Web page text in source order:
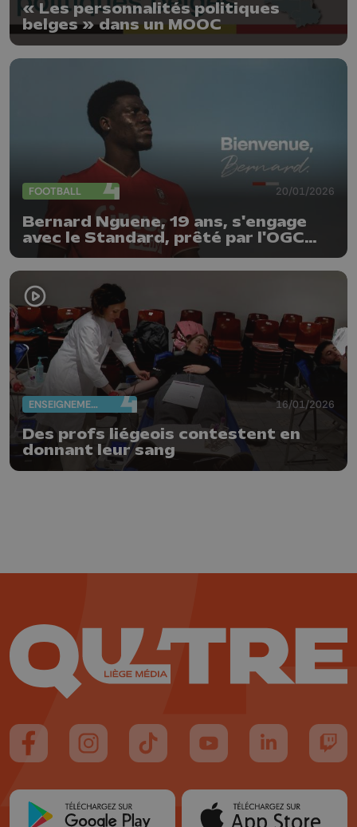
« Les personnalités politiques
belges » dans un MOOC
FOOTBALL 20/01/2026
Bernard Nguene, 19 ans, s'engage
avec le Standard, prêté par l'OGC
Nice
ENSEIGNEMENT 16/01/2026
Des profs liégeois contestent en
donnant leur sang
Suivez-nous sur FaceBook
Suivez-nous sur Instagram
Suivez-nous sur TikTok
Suivez-nous sur YouTube
Suivez-nous